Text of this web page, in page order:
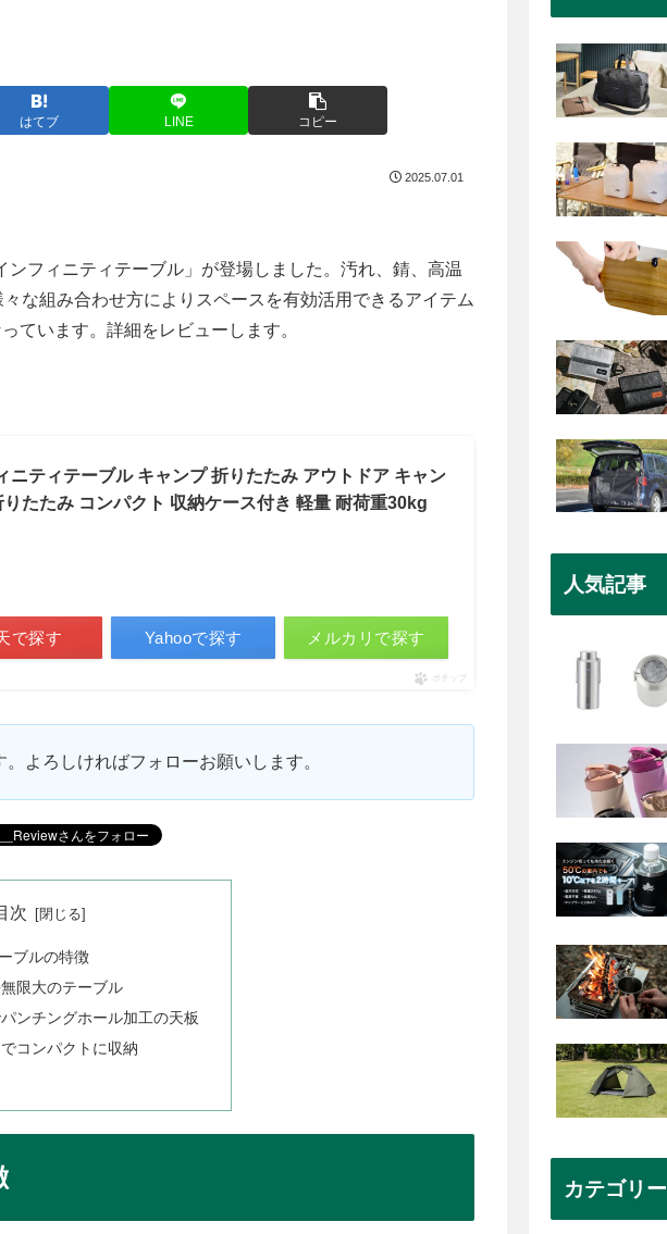
はてブ LINE コピー
2025.07.01
フィニティテーブル」が登場しました。汚れ、錆、高温
な組み合わせ方によりスペースを有効活用できるアイテム
ています。詳細をレビューします。
ティテーブル キャンプ 折りたたみ アウトドア キャン
たたみ コンパクト 収納ケース付き 軽量 耐荷重30kg
で探す Yahooで探す メルカリで探す
ポチップ
よろしければフォローお願いします。
次
ブルの特徴
限大のテーブル
ンチングホール加工の天板
コンパクトに収納
人気記事
カテゴリー